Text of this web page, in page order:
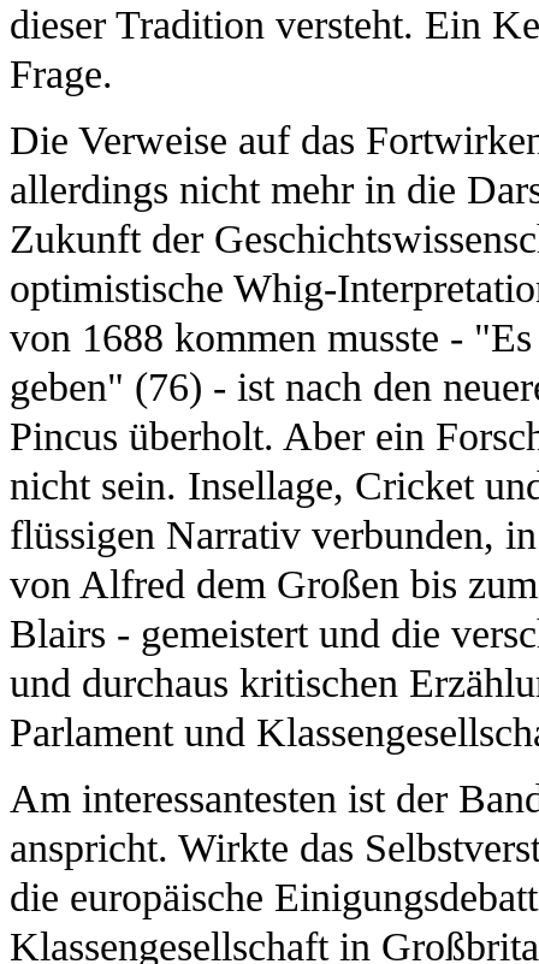
dieser Tradition versteht. Ein
Frage.
Die Verweise auf das
allerdings nicht mehr in die
Zukunft der
optimistische Whig-
von 1688 kommen musste -
geben" (76) - ist nach den
Pincus überholt. Aber ein
nicht sein. Insellage, Cricket
flüssigen Narrativ verbunden,
von Alfred dem Großen bis
Blairs - gemeistert und die
und durchaus kritischen
Parlament und
Am interessantesten ist der
anspricht. Wirkte das
die europäische
Klassengesellschaft in